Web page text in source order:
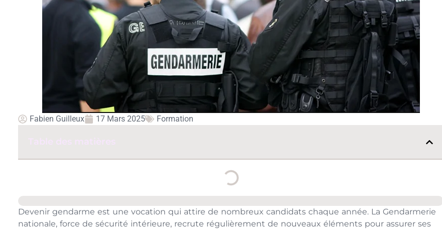
Fabien Guilleux 17 Mars 2025 Formation
Devenir gendarme est une vocation qui attire de nombreux candidats chaque année. La Gendarmerie
nationale, force de sécurité intérieure, recrute régulièrement de nouveaux éléments pour assurer ses